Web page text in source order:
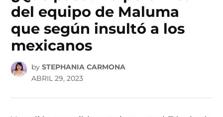
del equipo de Maluma
que según insultó a los
mexicanos
by STEPHANIA CARMONA
ABRIL 29, 2023